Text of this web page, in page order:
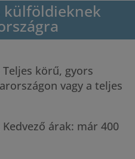
külföldieknek
Teljes körű, gyors
vagy a teljes
Kedvező árak: már 400